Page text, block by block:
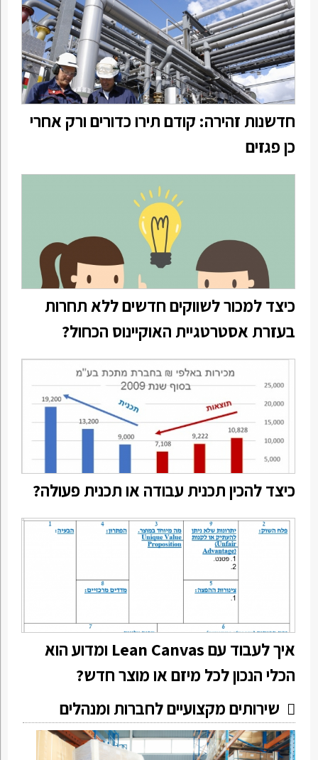
חדשנות זהירה: קודם תירו כדורים ורק אחרי
כן פגזים
כיצד למכור לשווקים חדשים ללא תחרות
בעזרת אסטרטגיית האוקיינוס הכחול?
כיצד להכין תכנית עבודה או תכנית פעולה?
איך לעבוד עם Lean Canvas ומדוע הוא
הכלי הנכון לכל מיזם או מוצר חדש?
שירותים מקצועיים לחברות ומנהלים